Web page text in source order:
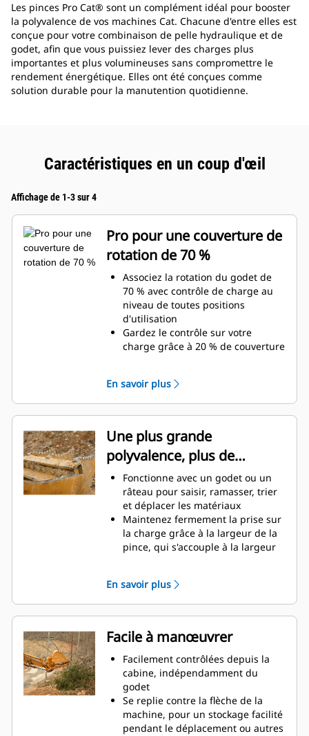
Les pinces Pro Cat® sont un complément idéal pour booster
la polyvalence de vos machines Cat. Chacune d'entre elles est
conçue pour votre combinaison de pelle hydraulique et de
godet, afin que vous puissiez lever des charges plus
importantes et plus volumineuses sans compromettre le
rendement énergétique. Elles ont été conçues comme
solution durable pour la manutention quotidienne.
Caractéristiques en un coup d'œil
Affichage de 1-3 sur 4
Pro pour une couverture de
rotation de 70 %
Associez la rotation du godet de
70 % avec contrôle de charge au
niveau de toutes positions
d'utilisation
Gardez le contrôle sur votre
charge grâce à 20 % de couverture
Réalisez des travaux au-dessous
du niveau du sol ou des travaux
verticaux en toute facilité.
Augmentez la productivité de
votre machine, de l'excavation à la
manutention de matériaux
En savoir plus
Une plus grande
polyvalence, plus de
productivité
Fonctionne avec un godet ou un
râteau pour saisir, ramasser, trier
et déplacer les matériaux
Maintenez fermement la prise sur
la charge grâce à la largeur de la
pince, qui s'accouple à la largeur
pince et le godet ou râteau grâce à
la courbure unique et la denture
de la pince
Obtenez les pinces les plus
appropriées à vos applications.
Avec quatre configurations de
dents, sélectionnez la meilleure
option, pour une préhension
complète ou le repli de la flèche
lors du transport.
La gestion de plusieurs
En savoir plus
Facile à manœuvrer
Facilement contrôlées depuis la
cabine, indépendamment du
godet
Se replie contre la flèche de la
machine, pour un stockage facilité
pendant le déplacement ou autres